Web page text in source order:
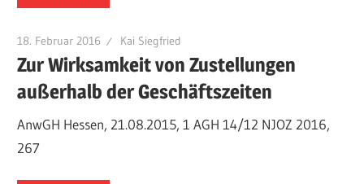
18. Februar 2016 Kai Siegfried
Zur Wirksamkeit von Zustellungen
außerhalb der Geschäftszeiten
AnwGH Hessen, 21.08.2015, 1 AGH 14/12 NJOZ 2016,
267